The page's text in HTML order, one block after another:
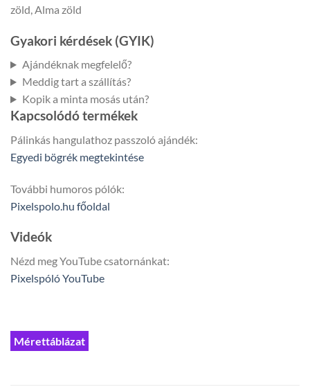
zöld, Alma zöld
Gyakori kérdések (GYIK)
Ajándéknak megfelelő?
Meddig tart a szállítás?
Kopik a minta mosás után?
Kapcsolódó termékek
Pálinkás hangulathoz passzoló ajándék:
Egyedi bögrék megtekintése
További humoros pólók:
Pixelspolo.hu főoldal
Videók
Nézd meg YouTube csatornánkat:
Pixelspóló YouTube
Mérettáblázat